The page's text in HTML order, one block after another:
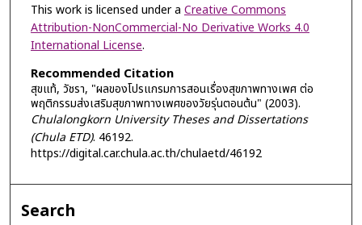
This work is licensed under a Creative Commons
Attribution-NonCommercial-No Derivative Works 4.0
International License.
Recommended Citation
สุขแท้, วัชรา, "ผลของโปรแกรมการสอนเรื่องสุขภาพทางเพศ ต่อ
พฤติกรรมส่งเสริมสุขภาพทางเพศของวัยรุ่นตอนต้น" (2003).
Chulalongkorn University Theses and Dissertations
(Chula ETD). 46192.
https://digital.car.chula.ac.th/chulaetd/46192
Search